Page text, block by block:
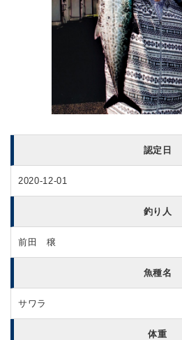
認定日
2020-12-01
釣り人
前田 穣
魚種名
サワラ
体重